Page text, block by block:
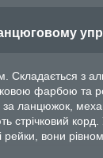
Складається з
фарбою та
ланцюжок,
стрічковий
рейки, вони